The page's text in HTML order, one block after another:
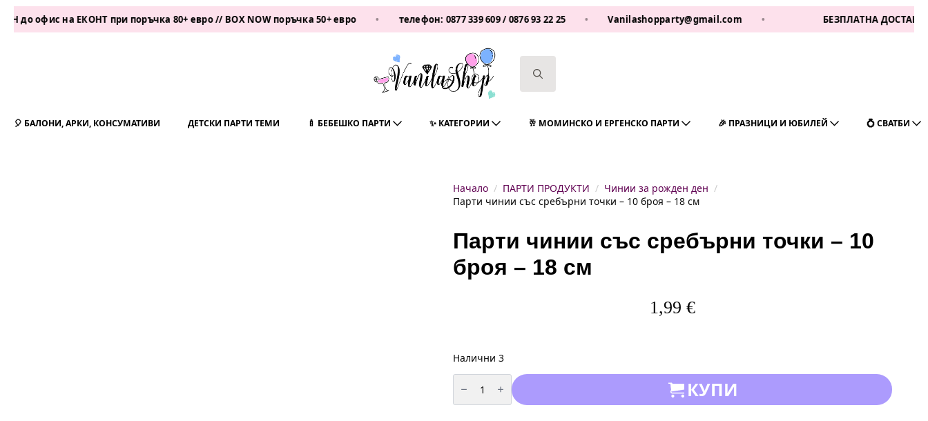
на ЕКОНТ при поръчка 80+ евро // BOX NOW поръчка 50+ евро • телефон:0877 339 609/0876 93 22 25 • Vanilashopparty@gmail.com • БЕЗПЛАТНА ДОСТАВКА ЗА 1
🎈 БАЛОНИ, АРКИ, КОНСУМАТИВИ ДЕТСКИ ПАРТИ ТЕМИ 🍼 БЕБЕШКО ПАРТИ ✨ КАТЕГОРИИ 🥂 МОМИНСКО И ЕРГЕНСКО ПАРТИ 🎉 ПРАЗНИЦИ И ЮБИЛЕЙ 💍 СВАТБИ
Начало ПАРТИ ПРОДУКТИ
Чинии за рожден ден
Парти чинии със сребърни точки – 10 броя – 18 см
Парти чинии със сребърни точки – 10
броя – 18 см
1,99 €
Налични 3
количество
за
Парти
чинии
КУПИ